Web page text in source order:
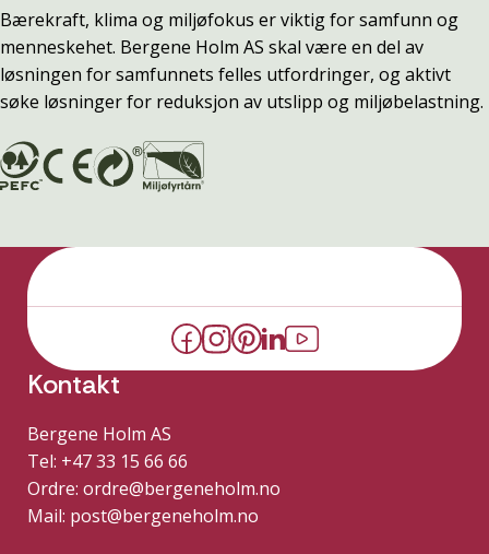
Bærekraft, klima og miljøfokus er viktig for samfunn og
menneskehet. Bergene Holm AS skal være en del av
løsningen for samfunnets felles utfordringer, og aktivt
søke løsninger for reduksjon av utslipp og miljøbelastning.
Kontakt
Bergene Holm AS
Tel: +47 33 15 66 66
Ordre: ordre@bergeneholm.no
Mail: post@bergeneholm.no